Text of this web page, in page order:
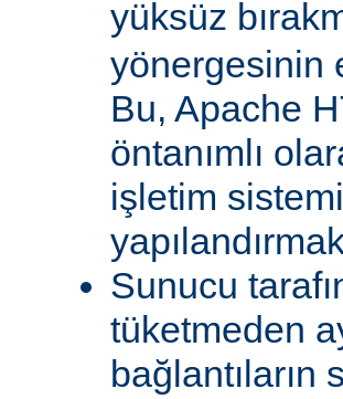
yüksüz
yönergesinin
Bu, Apache
öntanımlı
işletim
Sunucu
tüketmeden
bağlantıların